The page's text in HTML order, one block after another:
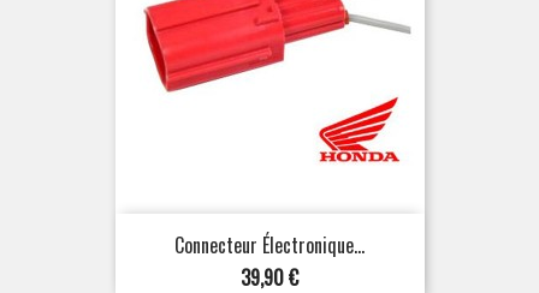
Connecteur Électronique...
Prix
39,90 €